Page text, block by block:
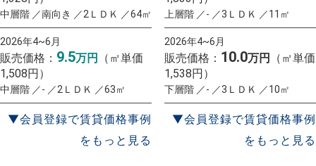
中層階 ／南向き ／2ＬＤＫ ／64㎡
2026年4~6月
販売価格： 9.5万円
（㎡単価
1,508円）
中層階 ／- ／2ＬＤＫ ／63㎡
▼会員登録で賃貸価格事例
をもっと見る
上層階 ／- ／3ＬＤＫ ／11㎡
2026年4~6月
販売価格： 10.0万円
（㎡単価
1,538円）
下層階 ／- ／3ＬＤＫ ／10㎡
▼会員登録で賃貸価格事例
をもっと見る